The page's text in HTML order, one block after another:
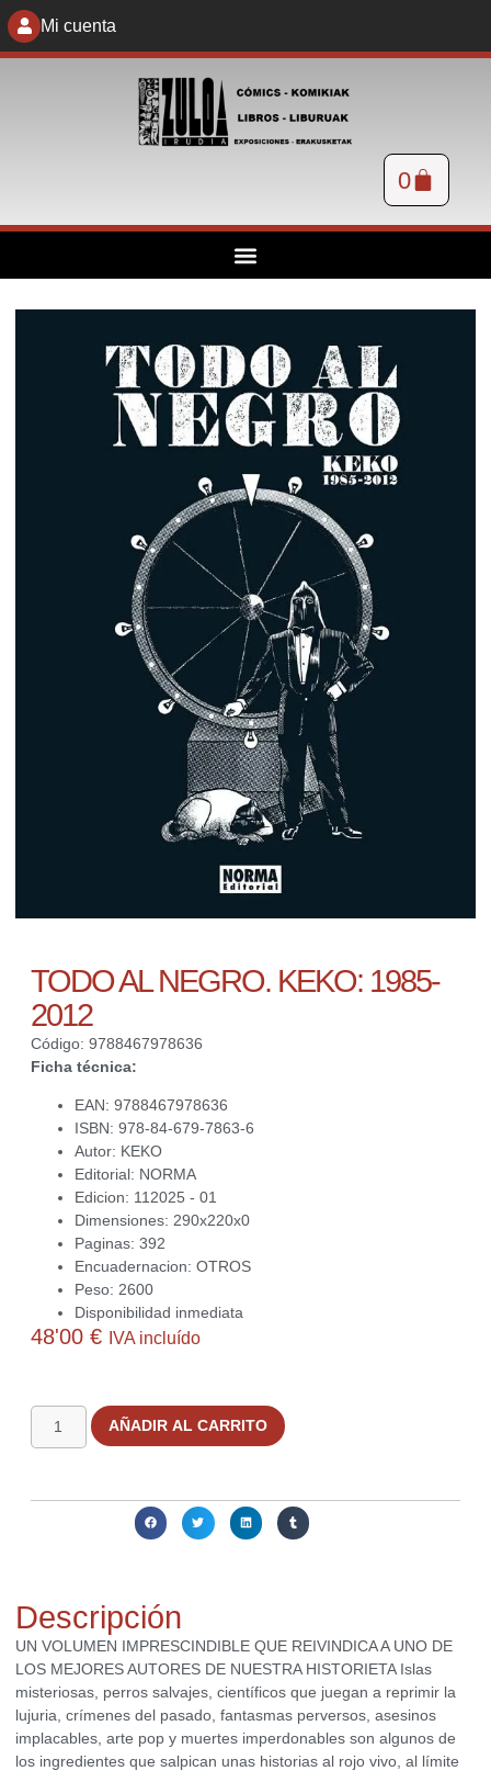
Mi cuenta
0
TODO AL NEGRO. KEKO: 1985-
2012
Código: 9788467978636
Ficha técnica:
EAN: 9788467978636
ISBN: 978-84-679-7863-6
Autor: KEKO
Editorial: NORMA
Edicion: 112025 - 01
Dimensiones: 290x220x0
Paginas: 392
Encuadernacion: OTROS
Peso: 2600
Disponibilidad inmediata
48'00 € IVA incluído
AÑADIR AL CARRITO
Descripción
UN VOLUMEN IMPRESCINDIBLE QUE REIVINDICA A UNO DE
LOS MEJORES AUTORES DE NUESTRA HISTORIETA Islas
misteriosas, perros salvajes, científicos que juegan a reprimir la
lujuria, crímenes del pasado, fantasmas perversos, asesinos
implacables, arte pop y muertes imperdonables son algunos de
los ingredientes que salpican unas historias al rojo vivo, al límite